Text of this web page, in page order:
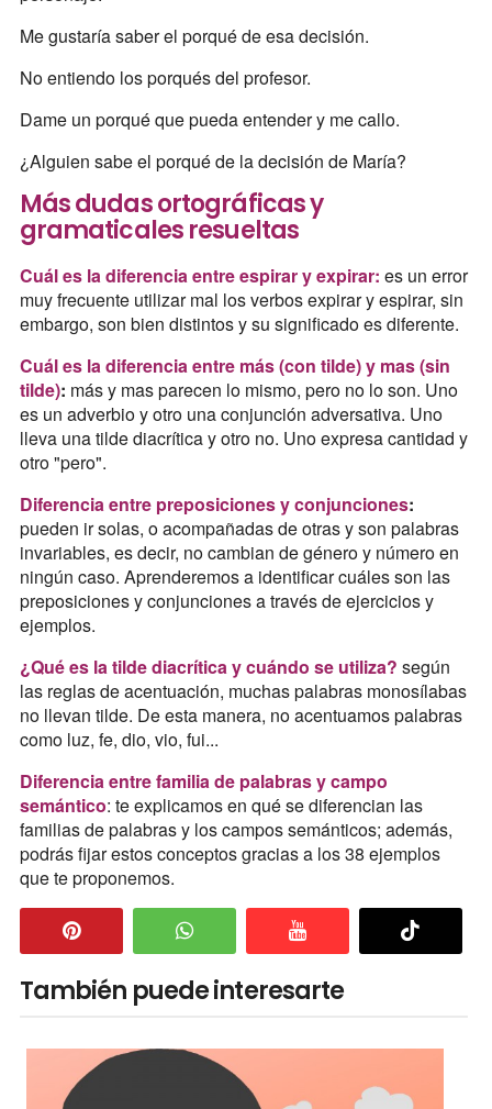
Me gustaría saber el porqué de esa decisión.
No entiendo los porqués del profesor.
Dame un porqué que pueda entender y me callo.
¿Alguien sabe el porqué de la decisión de María?
Más dudas ortográficas y
gramaticales resueltas
Cuál es la diferencia entre espirar y expirar: es un error
muy frecuente utilizar mal los verbos expirar y espirar, sin
embargo, son bien distintos y su significado es diferente.
Cuál es la diferencia entre más (con tilde) y mas (sin
tilde): más y mas parecen lo mismo, pero no lo son. Uno
es un adverbio y otro una conjunción adversativa. Uno
lleva una tilde diacrítica y otro no. Uno expresa cantidad y
otro "pero".
Diferencia entre preposiciones y conjunciones:
pueden ir solas, o acompañadas de otras y son palabras
invariables, es decir, no cambian de género y número en
ningún caso. Aprenderemos a identificar cuáles son las
preposiciones y conjunciones a través de ejercicios y
ejemplos.
¿Qué es la tilde diacrítica y cuándo se utiliza? según
las reglas de acentuación, muchas palabras monosílabas
no llevan tilde. De esta manera, no acentuamos palabras
como luz, fe, dio, vio, fui...
Diferencia entre familia de palabras y campo
semántico: te explicamos en qué se diferencian las
familias de palabras y los campos semánticos; además,
podrás fijar estos conceptos gracias a los 38 ejemplos
que te proponemos.
También puede interesarte